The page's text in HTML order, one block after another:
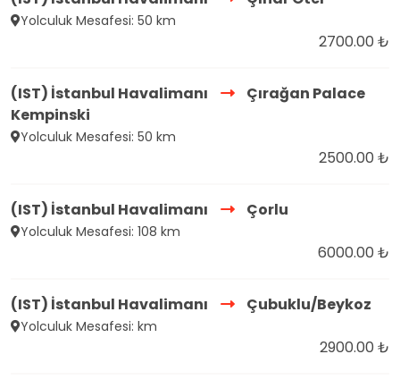
Yolculuk Mesafesi: 50 km
2700.00 ₺
(IST) İstanbul Havalimanı
Çırağan Palace
Kempinski
Yolculuk Mesafesi: 50 km
2500.00 ₺
(IST) İstanbul Havalimanı Çorlu
Yolculuk Mesafesi: 108 km
6000.00 ₺
(IST) İstanbul Havalimanı Çubuklu/Beykoz
Yolculuk Mesafesi: km
2900.00 ₺